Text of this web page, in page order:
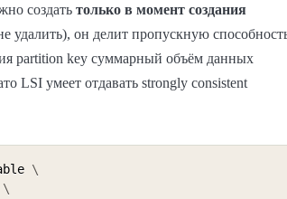
создать только в момент создания
удалить), он делит пропускную
partition key суммарный объём данных
LSI умеет отдавать strongly consistent
\
\